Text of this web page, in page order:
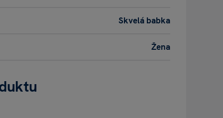
Skvelá babka
Žena